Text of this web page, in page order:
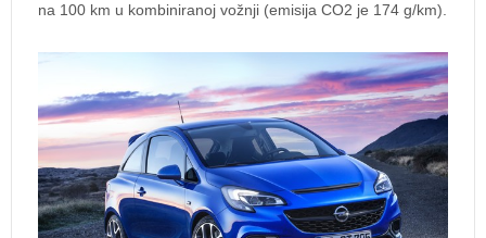
na 100 km u kombiniranoj vožnji (emisija CO2 je 174 g/km).